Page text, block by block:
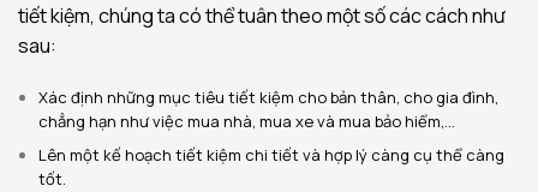
tiết kiệm, chúng ta có thể tuân theo một số các cách như
sau:
Xác định những mục tiêu tiết kiệm cho bản thân, cho gia đình,
chẳng hạn như việc mua nhà, mua xe và mua bảo hiểm,…
Lên một kế hoạch tiết kiệm chi tiết và hợp lý càng cụ thể càng
tốt.